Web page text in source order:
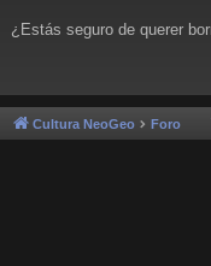
¿Estás seguro de querer
Cultura NeoGeo Foro